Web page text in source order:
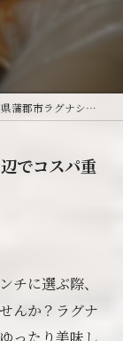
周辺でコスパ重視ランチに選ぶ実践的ガイド
でコスパ重
チに選ぶ際、
んか？ラグナ